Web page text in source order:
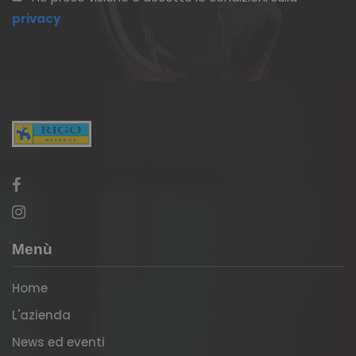
privacy
Menù
Home
L'azienda
News ed eventi